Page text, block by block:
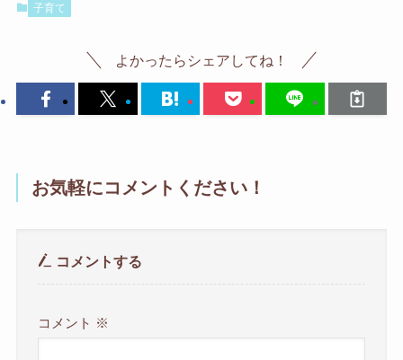
子育て
よかったらシェアしてね！
お気軽にコメントください！
コメントする
コメント ※